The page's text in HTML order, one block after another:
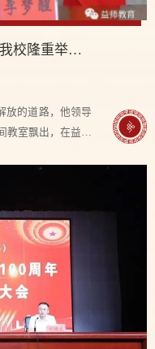
胸怀千秋伟业 恰是百年风华 ——我校隆重举行庆祝中国共产党成立100周年升旗仪式
的道路，他领导
教室飘出，在益师